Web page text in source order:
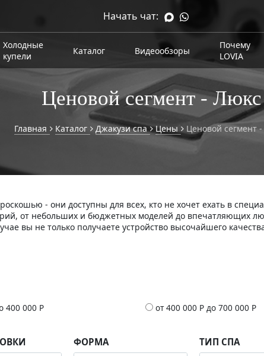
Начать чат:
Холодные
купели
Каталог Видеообзоры
Почему
LOVIA
Ценовой сегмент - Люкс
Главная Каталог Джакузи спа Цены Ценовой сегмент
- они доступны для всех, кто не хочет ехать в
от небольших и бюджетных моделей до впечатляющих
вы не только получаете устройство высочайшего
400 000 Р от 400 000 Р до 700 000 Р
ФОРМА
ТИП СПА